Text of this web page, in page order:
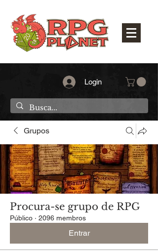
Login
Grupos
Procura-se grupo de RPG
Público · 2096 membros
Entrar